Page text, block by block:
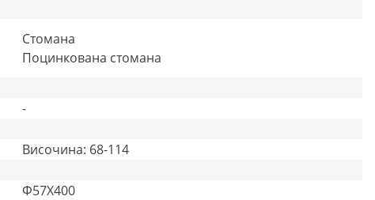
Стомана
Поцинкована стомана
-
Височина: 68-114
Φ57X400